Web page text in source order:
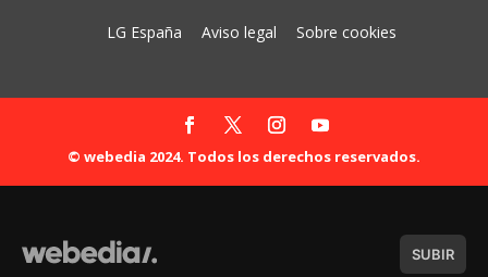
LG España Aviso legal Sobre cookies
© webedia 2024. Todos los derechos reservados.
SUBIR